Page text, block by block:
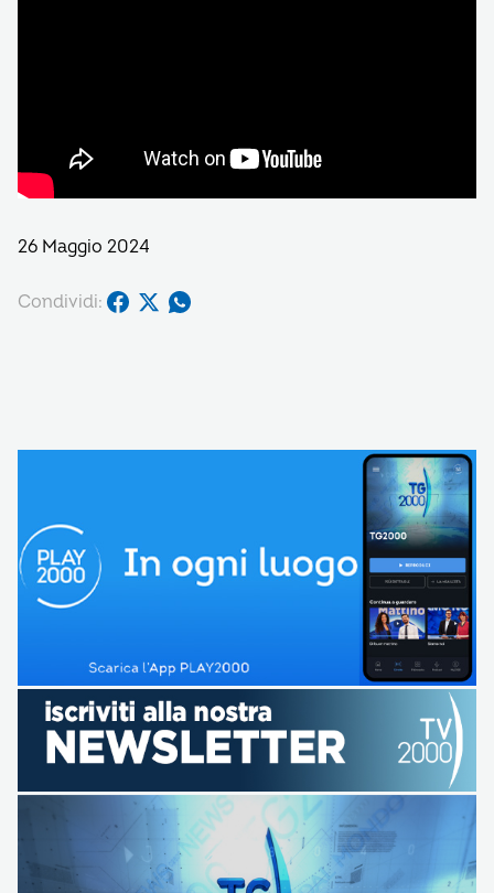
26 Maggio 2024
Condividi: